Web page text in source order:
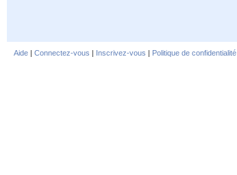
Aide | Connectez-vous | Inscrivez-vous | Politique de confidentialité